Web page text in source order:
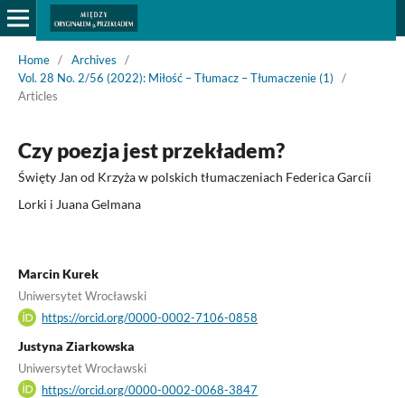
Home / Archives
/
Vol. 28 No. 2/56 (2022): Miłość – Tłumacz – Tłumaczenie (1)
/
Articles
Czy poezja jest przekładem?
Święty Jan od Krzyża w polskich tłumaczeniach Federica Garcíi
Lorki i Juana Gelmana
Marcin Kurek
Uniwersytet Wrocławski
https://orcid.org/0000-0002-7106-0858
Justyna Ziarkowska
Uniwersytet Wrocławski
https://orcid.org/0000-0002-0068-3847